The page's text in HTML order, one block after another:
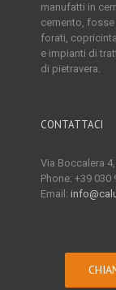
manufatti in
cemento,
forati,
e impianti di
di pietravera.
CONTATTACI
Via Boccalera
Phone: +39 030
Email: